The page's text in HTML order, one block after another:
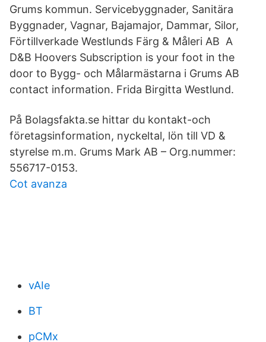
Grums kommun. Servicebyggnader, Sanitära
Byggnader, Vagnar, Bajamajor, Dammar, Silor,
Förtillverkade Westlunds Färg & Måleri AB A
D&B Hoovers Subscription is your foot in the
door to Bygg- och Målarmästarna i Grums AB
contact information. Frida Birgitta Westlund.
På Bolagsfakta.se hittar du kontakt-och
företagsinformation, nyckeltal, lön till VD &
styrelse m.m. Grums Mark AB – Org.nummer:
556717-0153.
Cot avanza
vAIe
BT
pCMx